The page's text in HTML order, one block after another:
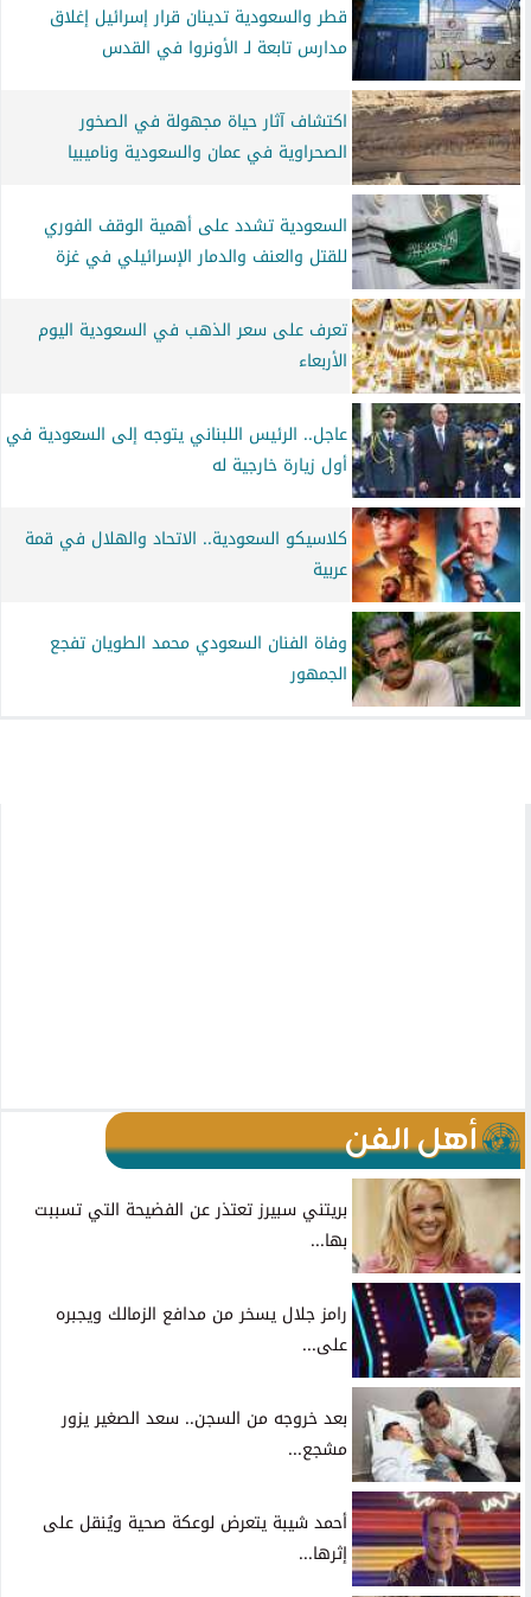
قطر والسعودية تدينان قرار إسرائيل إغلاق
مدارس تابعة لـ الأونروا في القدس
اكتشاف آثار حياة مجهولة في الصخور
الصحراوية في عمان والسعودية وناميبيا
السعودية تشدد على أهمية الوقف الفوري
للقتل والعنف والدمار الإسرائيلي في غزة
تعرف على سعر الذهب في السعودية اليوم
الأربعاء
عاجل.. الرئيس اللبناني يتوجه إلى السعودية في
أول زيارة خارجية له
كلاسيكو السعودية.. الاتحاد والهلال في قمة
عربية
وفاة الفنان السعودي محمد الطويان تفجع
الجمهور
أهل الفن
بريتني سبيرز تعتذر عن الفضيحة التي تسببت
بها...
رامز جلال يسخر من مدافع الزمالك ويجبره
على...
بعد خروجه من السجن.. سعد الصغير يزور
مشجع...
أحمد شيبة يتعرض لوعكة صحية ويُنقل على
إثرها...